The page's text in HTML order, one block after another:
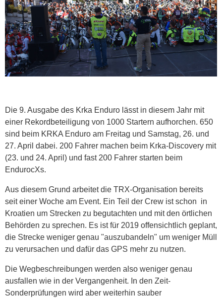
Die 9. Ausgabe des Krka Enduro lässt in diesem Jahr mit
einer Rekordbeteiligung von 1000 Startern aufhorchen. 650
sind beim KRKA Enduro am Freitag und Samstag, 26. und
27. April dabei. 200 Fahrer machen beim Krka-Discovery mit
(23. und 24. April) und fast 200 Fahrer starten beim
EndurocXs.
Aus diesem Grund arbeitet die TRX-Organisation bereits
seit einer Woche am Event. Ein Teil der Crew ist schon in
Kroatien um Strecken zu begutachten und mit den örtlichen
Behörden zu sprechen. Es ist für 2019 offensichtlich geplant,
die Strecke weniger genau "auszubandeln" um weniger Müll
zu verursachen und dafür das GPS mehr zu nutzen.
Die Wegbeschreibungen werden also weniger genau
ausfallen wie in der Vergangenheit. In den Zeit-
Sonderprüfungen wird aber weiterhin sauber